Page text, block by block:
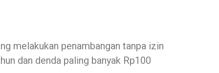
melakukan penambangan tanpa izin
dan denda paling banyak Rp100